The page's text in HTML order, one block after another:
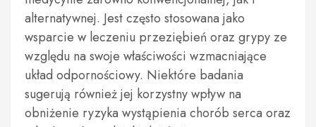
alternatywnej. Jest często stosowana jako
wsparcie w leczeniu przeziębień oraz grypy ze
względu na swoje właściwości wzmacniające
układ odpornościowy. Niektóre badania
sugerują również jej korzystny wpływ na
obniżenie ryzyka wystąpienia chorób serca oraz